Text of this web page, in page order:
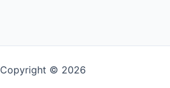
Copyright © 2026 شركة الكفاءه كلين | Powered by